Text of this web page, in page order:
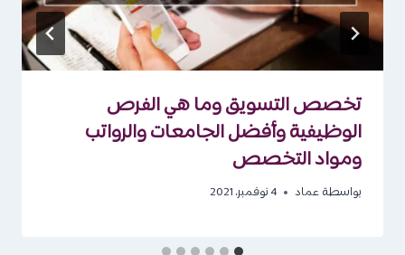
تخصص التسويق وما هي الفرص
الوظيفية وأفضل الجامعات والرواتب
ومواد التخصص
بواسطة عماد 4 نوفمبر، 2021